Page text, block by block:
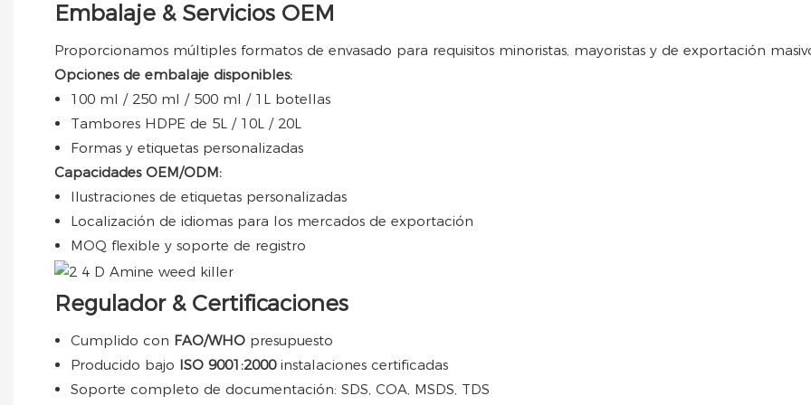
Embalaje & Servicios OEM
Proporcionamos múltiples formatos de envasado para requisitos minoristas, mayoristas y de exportación
Opciones de embalaje disponibles:
100 ml / 250 ml / 500 ml / 1L botellas
Tambores HDPE de 5L / 10L / 20L
Formas y etiquetas personalizadas
Capacidades OEM/ODM:
Ilustraciones de etiquetas personalizadas
Localización de idiomas para los mercados de exportación
MOQ flexible y soporte de registro
Regulador & Certificaciones
Cumplido con FAO/WHO presupuesto
Producido bajo ISO 9001:2000 instalaciones certificadas
Soporte completo de documentación: SDS, COA, MSDS, TDS